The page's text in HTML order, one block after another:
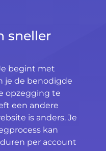
sneller
begint met
je de benodigde
opzegging te
een andere
is anders. Je
kan
per account